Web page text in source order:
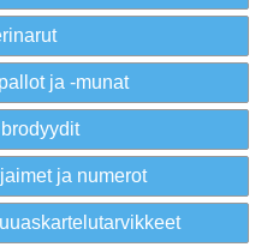
ja -munat
ja numerot